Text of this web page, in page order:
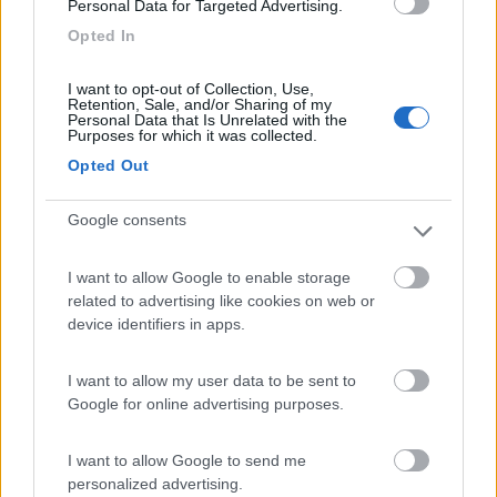
Personal Data for Targeted Advertising.
Opted In
I want to opt-out of Collection, Use,
Retention, Sale, and/or Sharing of my
Personal Data that Is Unrelated with the
Purposes for which it was collected.
Opted Out
Google consents
I want to allow Google to enable storage
related to advertising like cookies on web or
device identifiers in apps.
I want to allow my user data to be sent to
Google for online advertising purposes.
I want to allow Google to send me
personalized advertising.
Con lo Sprinter ho gia fatto 50mila km e quasi 4 anni senza
nessun problema con l ADBLUE, serve un po di attenzione nel
Se si inquina l ADBLUE travasandolo in maniera impropria o
contaminandolo, succedono i guai. Potrebbe essere che chi ha
avuto guai è perchè non lo ha manipolato in maniera sterile.
www.iz4dji.it
-